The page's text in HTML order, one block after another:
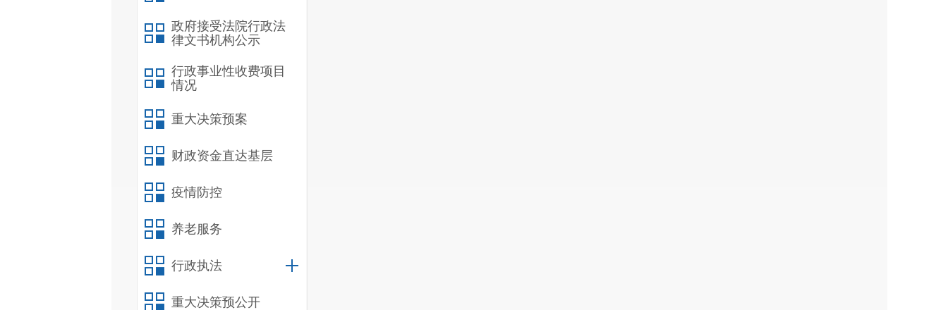
政府接受法院行政法
律文书机构公示
行政事业性收费项目
情况
重大决策预案
财政资金直达基层
疫情防控
养老服务
行政执法
重大决策预公开